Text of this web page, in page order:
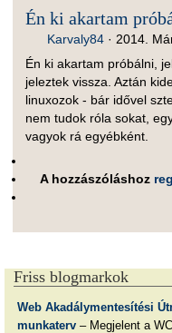
Én ki akartam
Karvaly84 · 2014.
Én ki akartam próbálni,
jeleztek vissza. Aztán
linuxozok - bár idővel
nem tudok róla sokat,
vagyok rá egyébként.
A hozzászóláshoz
Friss blogmarkok
Web Akadálymentesítési
munkaterv– Megjelent a